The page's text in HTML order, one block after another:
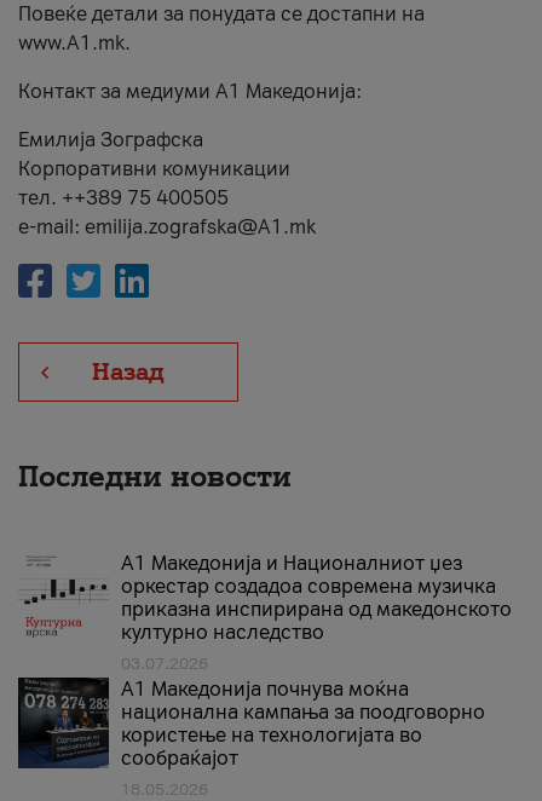
Повеќе детали за понудата се достапни на
www.А1.mk.
Контакт за медиуми А1 Македонија:
Емилија Зографска
Корпоративни комуникации
тел. ++389 75 400505
e-mail: emilija.zografska@A1.mk
Назад
Последни новости
А1 Македонија и Националниот џез
оркестар создадоа современа музичка
приказна инспирирана од македонското
културно наследство
03.07.2026
A1 Македонија почнува моќна
национална кампања за поодговорно
користење на технологијата во
сообраќајот
18.05.2026